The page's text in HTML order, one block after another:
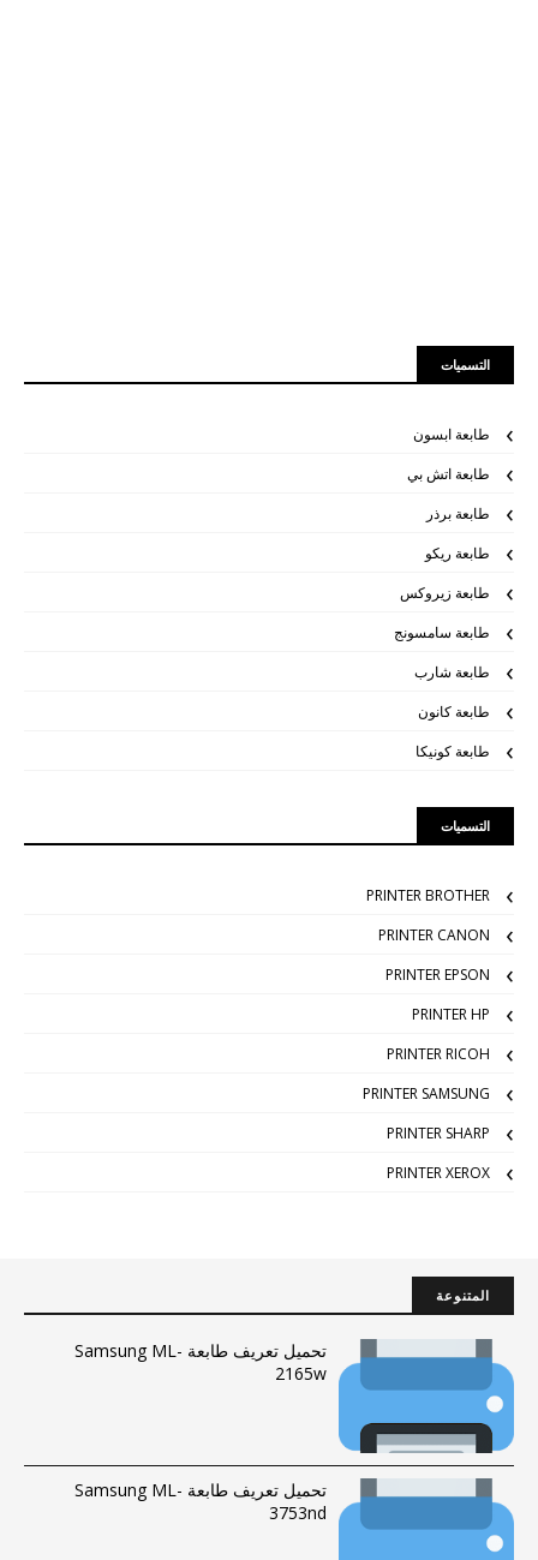
التسميات
طابعة ابسون
طابعة اتش بي
طابعة برذر
طابعة ريكو
طابعة زيروكس
طابعة سامسونج
طابعة شارب
طابعة كانون
طابعة كونيكا
التسميات
PRINTER BROTHER
PRINTER CANON
PRINTER EPSON
PRINTER HP
PRINTER RICOH
PRINTER SAMSUNG
PRINTER SHARP
PRINTER XEROX
المتنوعة
تحميل تعريف طابعة Samsung ML-
2165w
تحميل تعريف طابعة Samsung ML-
3753nd